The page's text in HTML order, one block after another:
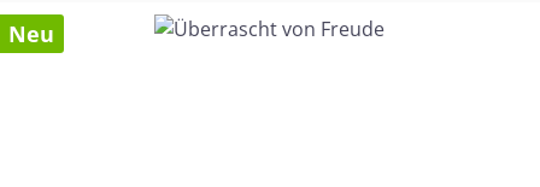
Neu
Bildergalerie überspringen